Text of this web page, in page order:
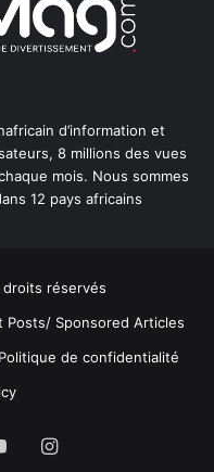
d’information et
8 millions des vues
mois. Nous sommes
12 pays africains
réservés
Posts/ Sponsored Articles
Politique de confidentialité
YouTubeInstagram